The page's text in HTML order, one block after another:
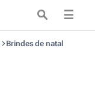
☰
Brindes de natal